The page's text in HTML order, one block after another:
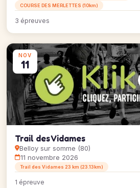
COURSE DES MERLETTES (10km)
3 épreuves
NOV
11
Trail des Vidames
Belloy sur somme (80)
11 novembre 2026
Trail des Vidames 23 km (23.13km)
1 épreuve